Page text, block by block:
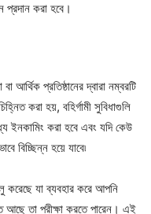
করা হবে।
প্রতিষ্ঠানের দ্বারা নম্বরটি
করা হয়, বহির্গামী সুবিধাগুলি
ইনকামিং করা হবে এবং যদি কেউ
বিচ্ছিন্ন হয়ে যাবে৷
করেছে যা ব্যবহার করে আপনি
আছে তা পরীক্ষা করতে পারেন। এই